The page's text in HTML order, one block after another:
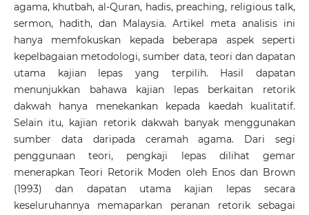
agama, khutbah, al-Quran, hadis, preaching, religious talk,
sermon, hadith, dan Malaysia. Artikel meta analisis ini
hanya memfokuskan kepada beberapa aspek seperti
kepelbagaian metodologi, sumber data, teori dan dapatan
utama kajian lepas yang terpilih. Hasil dapatan
menunjukkan bahawa kajian lepas berkaitan retorik
dakwah hanya menekankan kepada kaedah kualitatif.
Selain itu, kajian retorik dakwah banyak menggunakan
sumber data daripada ceramah agama. Dari segi
penggunaan teori, pengkaji lepas dilihat gemar
menerapkan Teori Retorik Moden oleh Enos dan Brown
(1993) dan dapatan utama kajian lepas secara
keseluruhannya memaparkan peranan retorik sebagai